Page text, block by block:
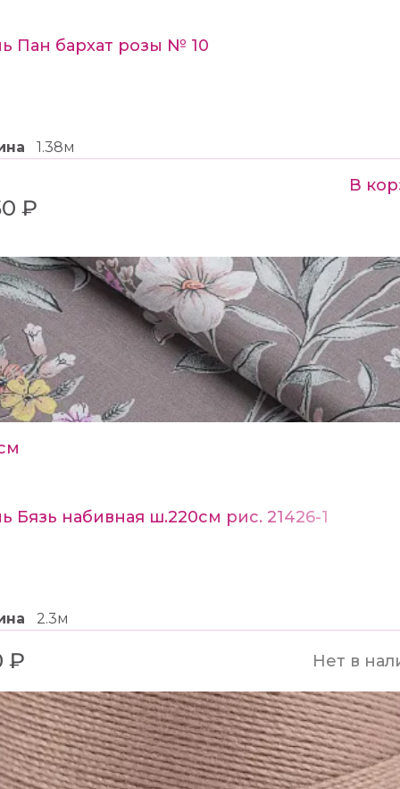
Пан бархат розы № 10
1.38м
₽
В
Бязь набивная ш.220см рис. 21426-1
2.3м
₽ Нет в